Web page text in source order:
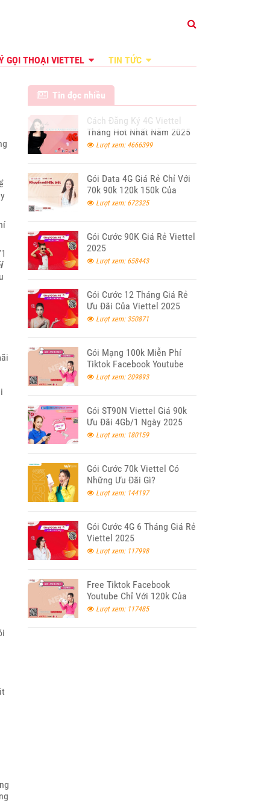
GỌI THOẠI VIETTEL TIN TỨC
Tin đọc nhiều
Cách Đăng Ký 4G Viettel
Tháng Hot Nhất Năm 2025
Lượt xem: 4666399
Gói Data 4G Giá Rẻ Chỉ Với
70k 90k 120k 150k Của
Viettel 2024
Lượt xem: 672325
Gói Cước 90K Giá Rẻ Viettel
2025
Lượt xem: 658443
Gói Cước 12 Tháng Giá Rẻ
Ưu Đãi Của Viettel 2025
Lượt xem: 350871
Gói Mạng 100k Miễn Phí
Tiktok Facebook Youtube
Viettel
Lượt xem: 209893
Gói ST90N Viettel Giá 90k
Ưu Đãi 4Gb/1 Ngày 2025
Lượt xem: 180159
Gói Cước 70k Viettel Có
Những Ưu Đãi Gì?
Lượt xem: 144197
Gói Cước 4G 6 Tháng Giá Rẻ
Viettel 2025
Lượt xem: 117998
Free Tiktok Facebook
Youtube Chỉ Với 120k Của
Viettel
Lượt xem: 117485